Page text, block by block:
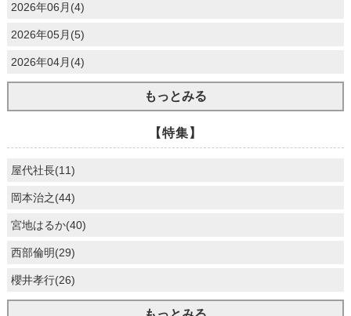
2026年06月(4)
2026年05月(5)
2026年04月(4)
もっとみる
【特集】
屋代社長(11)
岡本治之(44)
宮地はるか(40)
西部倫明(29)
櫻井孝行(26)